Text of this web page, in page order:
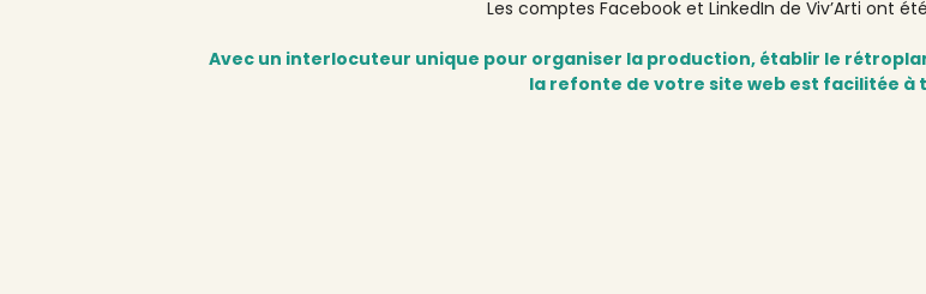
Les comptes Facebook et LinkedIn de Viv’Arti ont
Avec un interlocuteur unique pour organiser la production, établir le
la refonte de votre site web est facilitée à